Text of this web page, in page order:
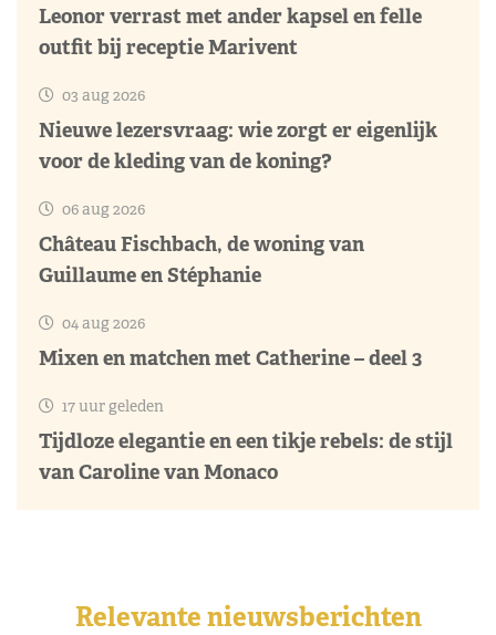
Leonor verrast met ander kapsel en felle
outfit bij receptie Marivent
03 aug 2026
Nieuwe lezersvraag: wie zorgt er eigenlijk
voor de kleding van de koning?
06 aug 2026
Château Fischbach, de woning van
Guillaume en Stéphanie
04 aug 2026
Mixen en matchen met Catherine – deel 3
17 uur geleden
Tijdloze elegantie en een tikje rebels: de stijl
van Caroline van Monaco
Relevante nieuwsberichten